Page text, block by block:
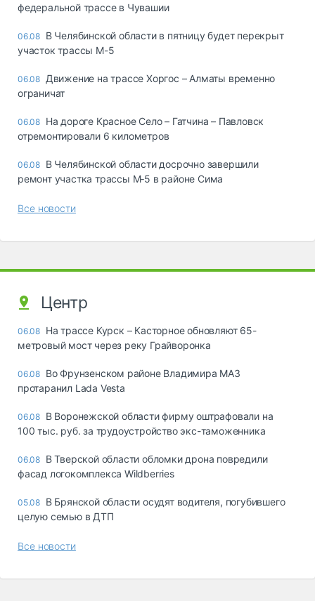
федеральной трассе в Чувашии
06.08 В Челябинской области в пятницу будет перекрыт
участок трассы М-5
06.08 Движение на трассе Хоргос – Алматы временно
ограничат
06.08 На дороге Красное Село – Гатчина – Павловск
отремонтировали 6 километров
06.08 В Челябинской области досрочно завершили
ремонт участка трассы М‑5 в районе Сима
Все новости
Центр
06.08 На трассе Курск – Касторное обновляют 65-
метровый мост через реку Грайворонка
06.08 Во Фрунзенском районе Владимира МАЗ
протаранил Lada Vesta
06.08 В Воронежской области фирму оштрафовали на
100 тыс. руб. за трудоустройство экс-таможенника
06.08 В Тверской области обломки дрона повредили
фасад логокомплекса Wildberries
05.08 В Брянской области осудят водителя, погубившего
целую семью в ДТП
Все новости